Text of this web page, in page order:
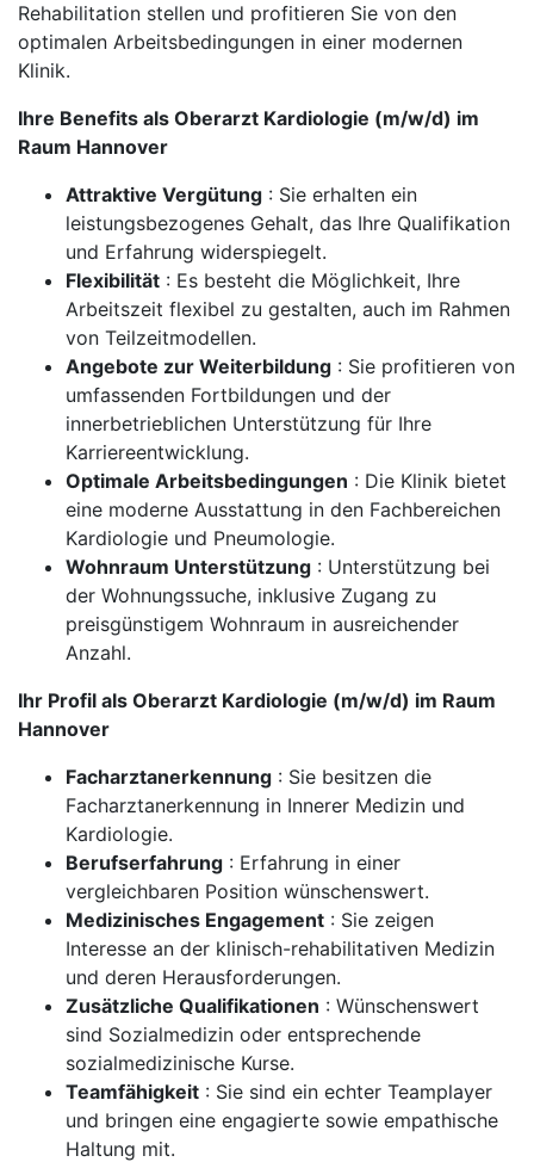
Rehabilitation stellen und profitieren Sie von den
optimalen Arbeitsbedingungen in einer modernen
Klinik.
Ihre Benefits als Oberarzt Kardiologie (m/w/d) im
Raum Hannover
Attraktive Vergütung : Sie erhalten ein
leistungsbezogenes Gehalt, das Ihre Qualifikation
und Erfahrung widerspiegelt.
Flexibilität : Es besteht die Möglichkeit, Ihre
Arbeitszeit flexibel zu gestalten, auch im Rahmen
von Teilzeitmodellen.
Angebote zur Weiterbildung : Sie profitieren von
umfassenden Fortbildungen und der
innerbetrieblichen Unterstützung für Ihre
Karriereentwicklung.
Optimale Arbeitsbedingungen : Die Klinik bietet
eine moderne Ausstattung in den Fachbereichen
Kardiologie und Pneumologie.
Wohnraum Unterstützung : Unterstützung bei
der Wohnungssuche, inklusive Zugang zu
preisgünstigem Wohnraum in ausreichender
Anzahl.
Ihr Profil als Oberarzt Kardiologie (m/w/d) im Raum
Hannover
Facharztanerkennung : Sie besitzen die
Facharztanerkennung in Innerer Medizin und
Kardiologie.
Berufserfahrung : Erfahrung in einer
vergleichbaren Position wünschenswert.
Medizinisches Engagement : Sie zeigen
Interesse an der klinisch-rehabilitativen Medizin
und deren Herausforderungen.
Zusätzliche Qualifikationen : Wünschenswert
sind Sozialmedizin oder entsprechende
sozialmedizinische Kurse.
Teamfähigkeit : Sie sind ein echter Teamplayer
und bringen eine engagierte sowie empathische
Haltung mit.